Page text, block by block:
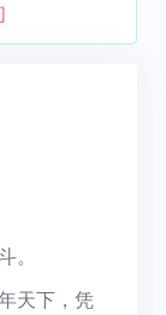
。
天下，凭